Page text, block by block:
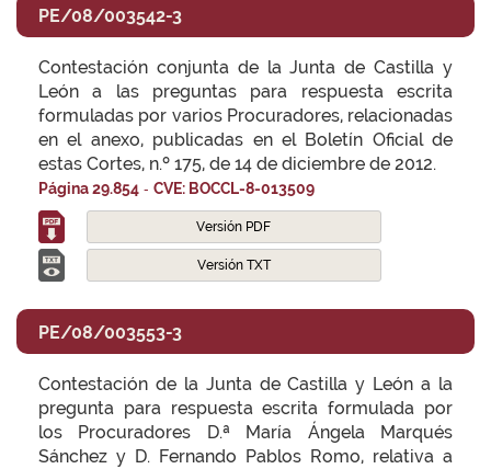
PE/08/003542-3
Contestación conjunta de la Junta de Castilla y
León a las preguntas para respuesta escrita
formuladas por varios Procuradores, relacionadas
en el anexo, publicadas en el Boletín Oficial de
estas Cortes, n.º 175, de 14 de diciembre de 2012.
Página 29.854 - CVE: BOCCL-8-013509
Versión PDF
Versión TXT
PE/08/003553-3
Contestación de la Junta de Castilla y León a la
pregunta para respuesta escrita formulada por
los Procuradores D.ª María Ángela Marqués
Sánchez y D. Fernando Pablos Romo, relativa a